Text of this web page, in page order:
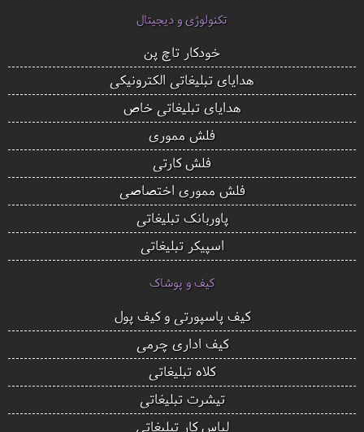
تکنولوژی و دیجیتال
خودکار تاچ پن
هدایای تبلیغاتی الکترونیکی
هدایای تبلیغاتی خاص
فلش مموری
فلش کارتی
فلش مموری اختصاصی
پاوربانک تبلیغاتی
اسپیکر تبلیغاتی
کیف و پوشاک
کیف پاسپورتی و کیف پول
کیف اداری چرمی
کلاه تبلیغاتی
تیشرت تبلیغاتی
لباس کار تبلیغاتی